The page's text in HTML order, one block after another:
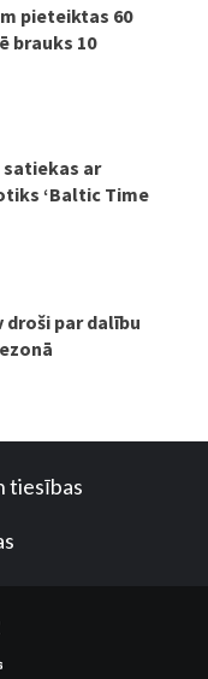
pieteiktas 60
brauks 10
ar
‘Baltic Time
droši par dalību
tiesības